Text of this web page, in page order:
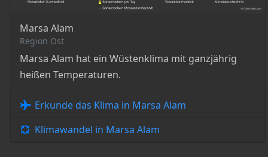
Marsa Alam
Region Ost
Marsa Alam hat ein Wüstenklima mit ganzjährig
heißen Temperaturen.
Erkunde das Klima in Marsa Alam
Klimawandel in Marsa Alam